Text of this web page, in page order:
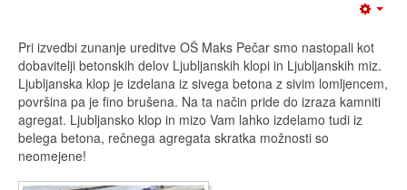
Pri izvedbi zunanje ureditve OŠ Maks Pečar smo nastopali kot
dobavitelji betonskih delov Ljubljanskih klopi in Ljubljanskih miz.
Ljubljanska klop je izdelana iz sivega betona z sivim lomljencem,
površina pa je fino brušena. Na ta način pride do izraza kamniti
agregat. Ljubljansko klop in mizo Vam lahko izdelamo tudi iz
belega betona, rečnega agregata skratka možnosti so
neomejene!